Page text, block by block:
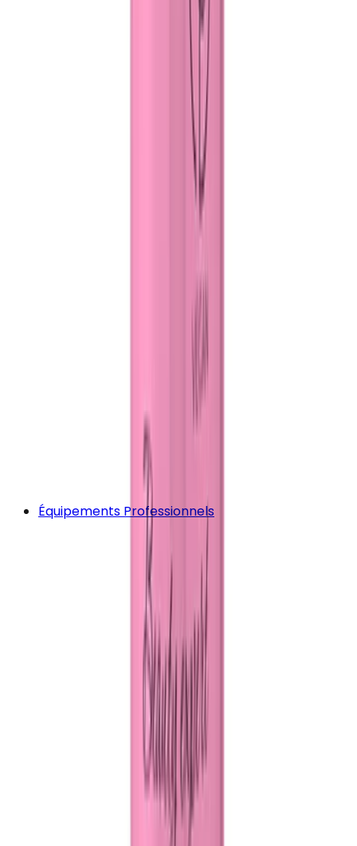
Équipements Professionnels